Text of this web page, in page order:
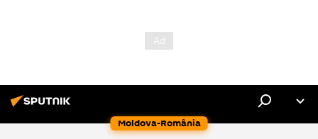
Moldova-România